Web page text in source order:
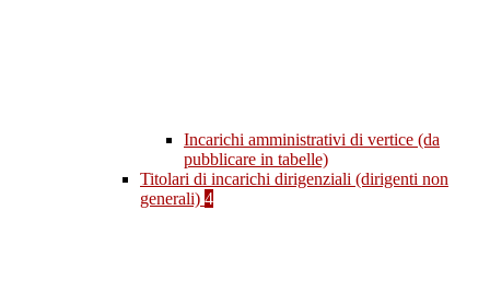
Incarichi amministrativi di vertice (da
pubblicare in tabelle)
Titolari di incarichi dirigenziali (dirigenti non
generali) 4